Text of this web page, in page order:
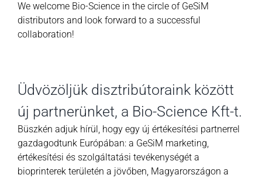
We welcome Bio-Science in the circle of GeSiM
distributors and look forward to a successful
collaboration!
Üdvözöljük disztribútoraink között
új partnerünket, a Bio-Science Kft-t.
Büszkén adjuk hírül, hogy egy új értékesítési partnerrel
gazdagodtunk Európában: a GeSiM marketing,
értékesítési és szolgáltatási tevékenységét a
bioprinterek területén a jövőben, Magyarországon a